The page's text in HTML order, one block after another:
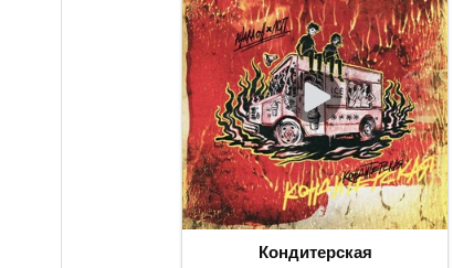
Кондитерская